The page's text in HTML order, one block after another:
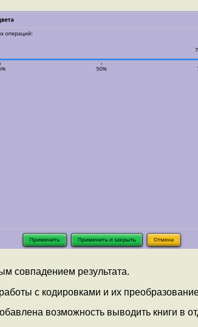
совпадением результата.
с кодировками и их
возможность выводить книги в